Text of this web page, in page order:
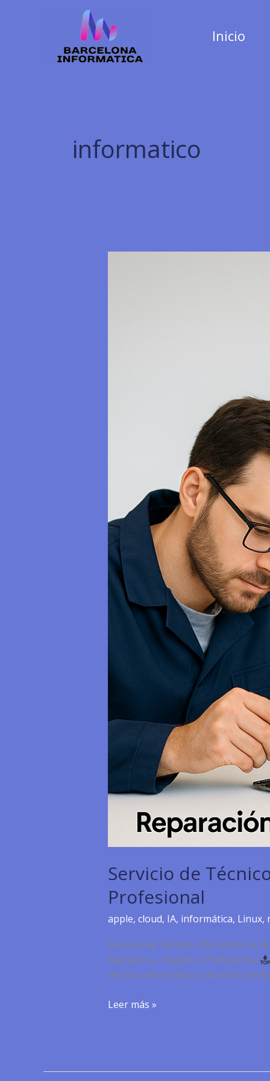
Inicio
informatico
Servicio de
Profesional
apple, cloud, IA, informática, Linux,
Servicio de Técnico Informático a
Barcelona – Rápido y Profesional
técnico informático a domicilio en
Servicio
Leer más »